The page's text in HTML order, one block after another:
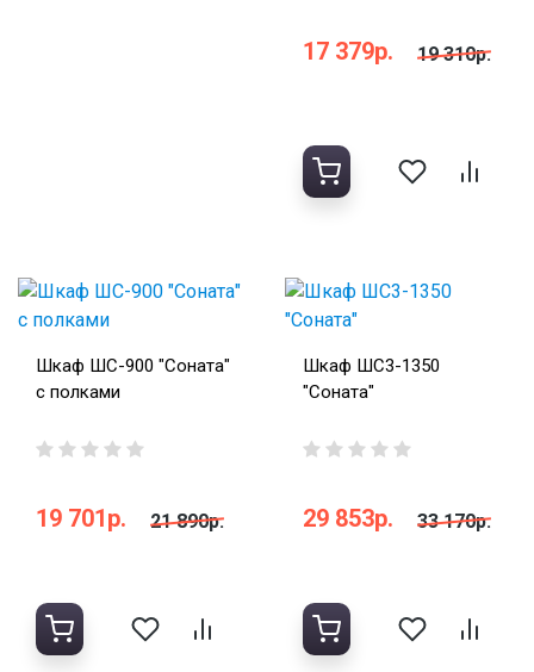
17 379р. 19 310р.
Шкаф ШС-900 "Соната"
с полками
19 701р. 21 890р.
Шкаф ШС3-1350
"Соната"
29 853р. 33 170р.